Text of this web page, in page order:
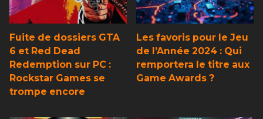
Fuite de dossiers GTA
6 et Red Dead
Redemption sur PC :
Rockstar Games se
trompe encore
Les favoris pour le Jeu
de l’Année 2024 : Qui
remportera le titre aux
Game Awards ?